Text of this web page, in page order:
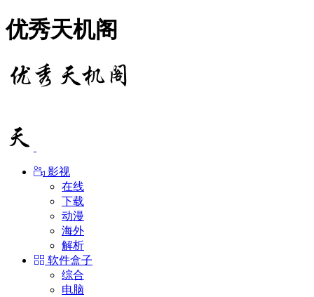
优秀天机阁
影视
在线
下载
动漫
海外
解析
软件盒子
综合
电脑